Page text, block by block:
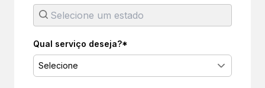
Qual serviço deseja?*
Selecione